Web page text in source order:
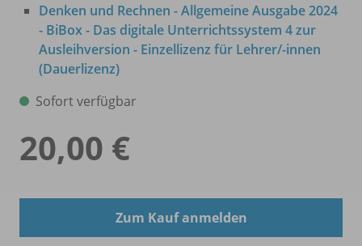
Denken und Rechnen - Allgemeine Ausgabe 2024
- BiBox - Das digitale Unterrichtssystem 4 zur
Ausleihversion - Einzellizenz für Lehrer/-innen
(Dauerlizenz)
Sofort verfügbar
20,00 €
Zum Kauf anmelden